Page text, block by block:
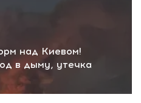
над Киевом!
в дыму, утечка